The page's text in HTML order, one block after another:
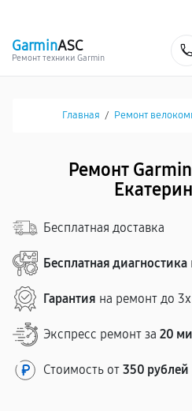
GarminASC
Ремонт техники Garmin
Главная / Ремонт
Ремонт
Бесплатная доставка
Бесплатная диагностика
Гарантия на ремонт до
Экспресс ремонт за 20
Стоимость от 350 рублей